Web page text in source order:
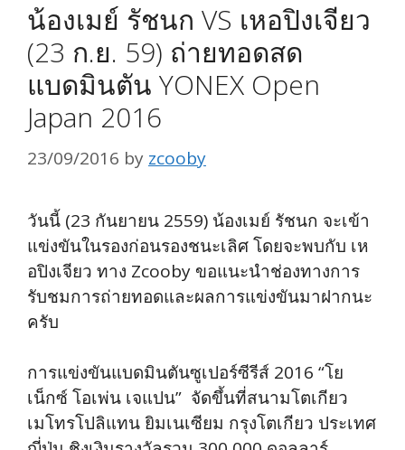
น้องเมย์ รัชนก VS เหอปิงเจียว
(23 ก.ย. 59) ถ่ายทอดสด
แบดมินตัน YONEX Open
Japan 2016
23/09/2016 by zcooby
วันนี้ (23 กันยายน 2559) น้องเมย์ รัชนก จะเข้า
แข่งขันในรองก่อนรองชนะเลิศ โดยจะพบกับ เห
อปิงเจียว ทาง Zcooby ขอแนะนำช่องทางการ
รับชมการถ่ายทอดและผลการแข่งขันมาฝากนะ
ครับ
การแข่งขันแบดมินตันซูเปอร์ซีรีส์ 2016 “โย
เน็กซ์ โอเพ่น เจแปน” จัดขึ้นที่สนามโตเกียว
เมโทรโปลิแทน ยิมเนเซียม กรุงโตเกียว ประเทศ